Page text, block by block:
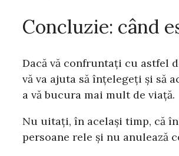
Concluzie: când
Dacă vă confruntați cu astfel
vă va ajuta să înțelegeți și să
a vă bucura mai mult de viață.
Nu uitați, în același timp, că
persoane rele și nu